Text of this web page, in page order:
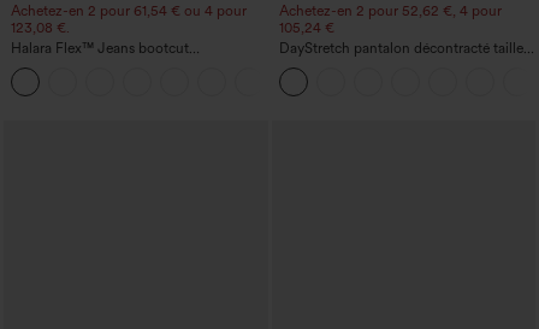
Achetez-en 2 pour 61,54 € ou 4 pour
123,08 €.
Halara Flex™ Jeans bootcut
décontractés taille haute, effet délavé,
avec poches
Achetez-en 2 pour 52,62 €, 4 pour
105,24 €
DayStretch pantalon décontracté taille
haute avec poches et coupe droite